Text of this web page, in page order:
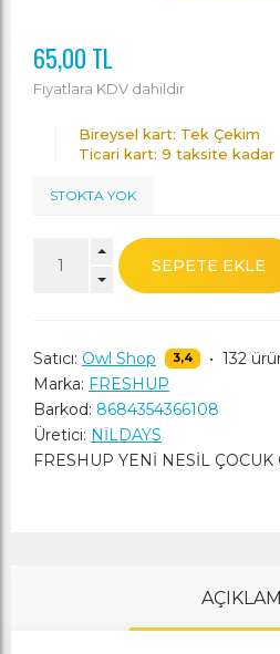
65,00 TL
Fiyatlara KDV dahildir
Bireysel kart: Tek Çekim
Ticari kart: 9 taksite kadar
STOKTA YOK
SEPETE EKLE
Satıcı: Owl Shop 3,4 • 132
Marka: FRESHUP
Barkod: 8684354366108
Üretici: NİLDAYS
FRESHUP YENİ NESİL